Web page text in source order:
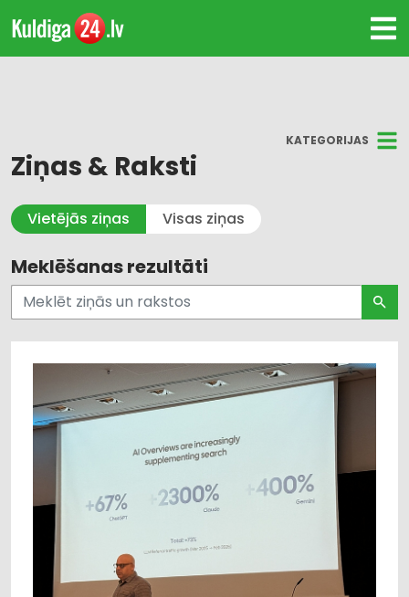
KATEGORIJAS
Ziņas & Raksti
Visi
Kultūra un Izklaide
Dzīvesstils
Pašvaldības un valsts pārvalde
Uzņēmējdarbība
Izglītība
Reklāmraksts
Vietējās ziņas Visas ziņas
Meklēšanas rezultāti